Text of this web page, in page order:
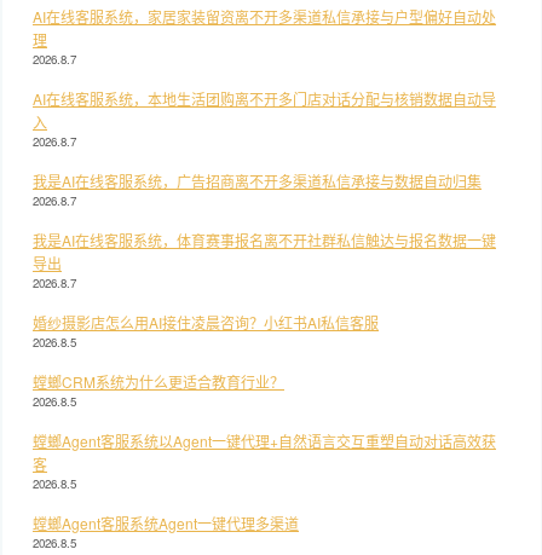
AI在线客服系统，家居家装留资离不开多渠道私信承接与户型偏好自动处
理
2026.8.7
AI在线客服系统，本地生活团购离不开多门店对话分配与核销数据自动导
入
2026.8.7
我是AI在线客服系统，广告招商离不开多渠道私信承接与数据自动归集
2026.8.7
我是AI在线客服系统，体育赛事报名离不开社群私信触达与报名数据一键
导出
2026.8.7
婚纱摄影店怎么用AI接住凌晨咨询？小红书AI私信客服
2026.8.5
螳螂CRM系统为什么更适合教育行业？
2026.8.5
螳螂Agent客服系统以Agent一键代理+自然语言交互重塑自动对话高效获
客
2026.8.5
螳螂Agent客服系统Agent一键代理多渠道
2026.8.5